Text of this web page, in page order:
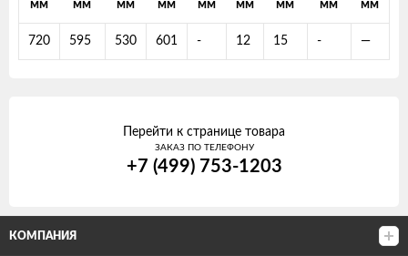
мм
мм
мм
мм
мм
мм
мм
мм
мм
720 595 530 601 - 12 15 - —
Перейти к странице товара
ЗАКАЗ ПО ТЕЛЕФОНУ
+7 (499) 753-1203
КОМПАНИЯ